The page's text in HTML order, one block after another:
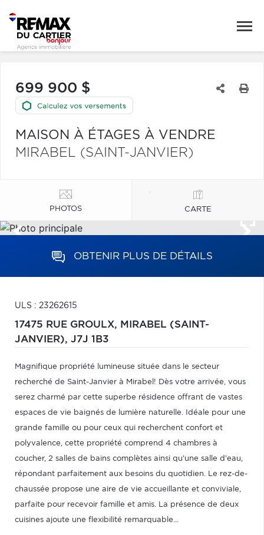
699 900 $
MAISON À ÉTAGES À VENDRE
MIRABEL (SAINT-JANVIER)
PHOTOS CARTE
OBTENIR PLUS DE DÉTAILS
ULS : 23262615
17475 RUE GROULX, MIRABEL (SAINT-
JANVIER), J7J 1B3
Magnifique propriété lumineuse située dans le secteur
recherché de Saint-Janvier à Mirabel! Dès votre arrivée, vous
serez charmé par cette superbe résidence offrant de vastes
espaces de vie baignés de lumière naturelle. Idéale pour une
grande famille ou pour ceux qui recherchent confort et
polyvalence, cette propriété comprend 4 chambres à
coucher, 2 salles de bains complètes ainsi qu'une salle d'eau,
répondant parfaitement aux besoins du quotidien. Le rez-de-
chaussée propose une aire de vie accueillante et conviviale,
parfaite pour recevoir famille et amis. La présence de deux
cuisines ajoute une flexibilité remarquable...